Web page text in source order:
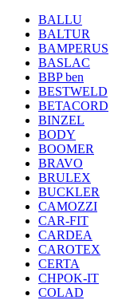
BALLU
BALTUR
BAMPERUS
BASLAC
BBP ben
BESTWELD
BETACORD
BINZEL
BODY
BOOMER
BRAVO
BRULEX
BUCKLER
CAMOZZI
CAR-FIT
CARDEA
CAROTEX
CERTA
CHPOK-IT
COLAD